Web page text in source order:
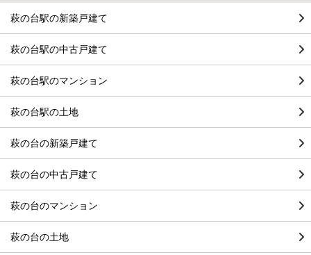
萩の台駅の新築戸建て
萩の台駅の中古戸建て
萩の台駅のマンション
萩の台駅の土地
萩の台の新築戸建て
萩の台の中古戸建て
萩の台のマンション
萩の台の土地